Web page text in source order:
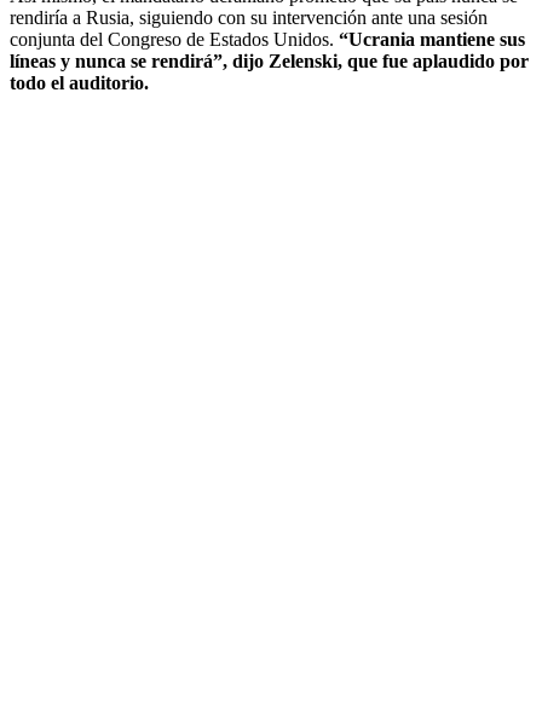
rendiría a Rusia, siguiendo con su intervención ante una sesión
conjunta del Congreso de Estados Unidos. “Ucrania mantiene sus
líneas y nunca se rendirá”, dijo Zelenski, que fue aplaudido por
todo el auditorio.